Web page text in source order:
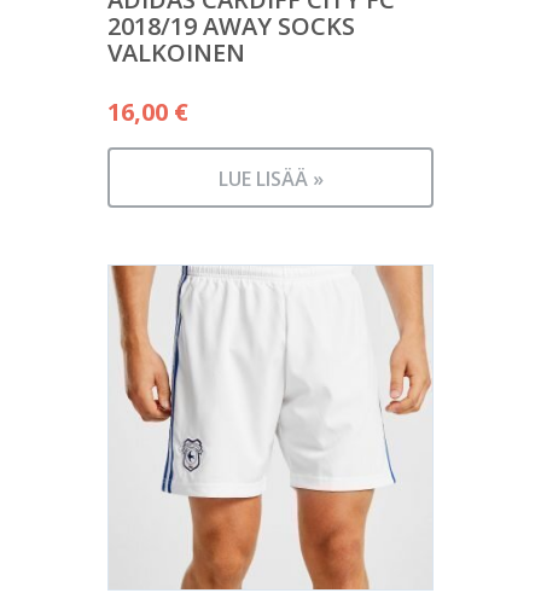
2018/19 AWAY SOCKS
VALKOINEN
16,00 €
LUE LISÄÄ »